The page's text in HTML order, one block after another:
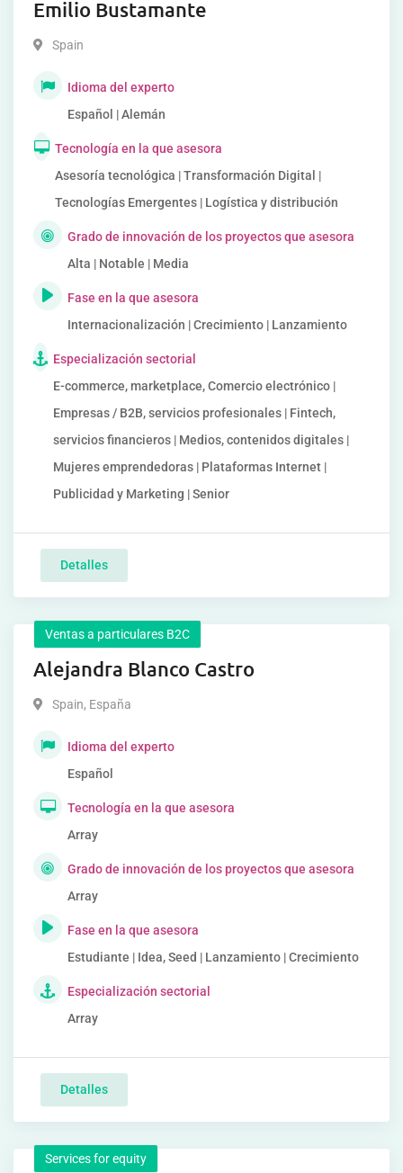
Emilio Bustamante
Spain
Idioma del experto
Español | Alemán
Tecnología en la que asesora
Asesoría tecnológica | Transformación Digital |
Tecnologías Emergentes | Logística y distribución
Grado de innovación de los proyectos que asesora
Alta | Notable | Media
Fase en la que asesora
Internacionalización | Crecimiento | Lanzamiento
Especialización sectorial
E-commerce, marketplace, Comercio electrónico |
Empresas / B2B, servicios profesionales | Fintech,
servicios financieros | Medios, contenidos digitales |
Mujeres emprendedoras | Plataformas Internet |
Publicidad y Marketing | Senior
Detalles
Ventas a particulares B2C
Alejandra Blanco Castro
Spain, España
Idioma del experto
Español
Tecnología en la que asesora
Array
Grado de innovación de los proyectos que asesora
Array
Fase en la que asesora
Estudiante | Idea, Seed | Lanzamiento | Crecimiento
Especialización sectorial
Array
Detalles
Services for equity